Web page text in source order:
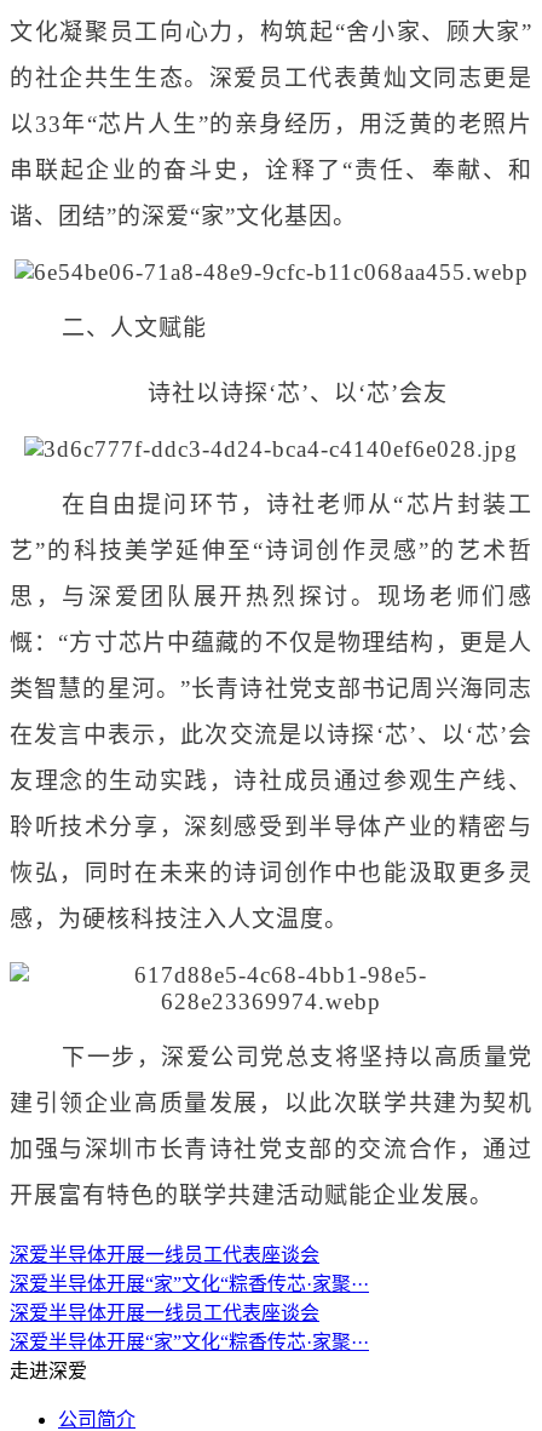
文化凝聚员工向心力，构筑起“舍小家、顾大家”
的社企共生生态。深爱员工代表黄灿文同志更是
以33年“芯片人生”的亲身经历，用泛黄的老照片
串联起企业的奋斗史，诠释了“责任、奉献、和
谐、团结”的深爱“家”文化基因。
二、人文赋能
诗社以诗探‘芯’、以‘芯’会友
在自由提问环节，诗社老师从“芯片封装工
艺”的科技美学延伸至“诗词创作灵感”的艺术哲
思，与深爱团队展开热烈探讨。现场老师们感
慨：“方寸芯片中蕴藏的不仅是物理结构，更是人
类智慧的星河。”长青诗社党支部书记周兴海同志
在发言中表示，此次交流是以诗探‘芯’、以‘芯’会
友理念的生动实践，诗社成员通过参观生产线、
聆听技术分享，深刻感受到半导体产业的精密与
恢弘，同时在未来的诗词创作中也能汲取更多灵
感，为硬核科技注入人文温度。
下一步，深爱公司党总支将坚持以高质量党
建引领企业高质量发展，以此次联学共建为契机
加强与深圳市长青诗社党支部的交流合作，通过
开展富有特色的联学共建活动赋能企业发展。
深爱半导体开展一线员工代表座谈会
深爱半导体开展“家”文化“粽香传芯·家聚···
深爱半导体开展一线员工代表座谈会
深爱半导体开展“家”文化“粽香传芯·家聚···
走进深爱
公司简介